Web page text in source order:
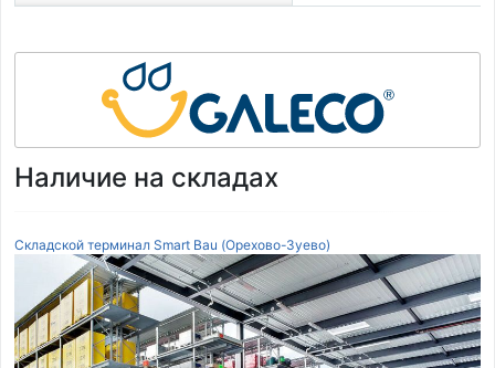
Наличие на складах
Складской терминал Smart Bau (Орехово-Зуево)